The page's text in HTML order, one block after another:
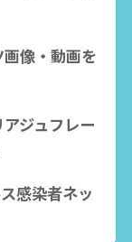
像・動画を
ジュフレー
感染者ネッ